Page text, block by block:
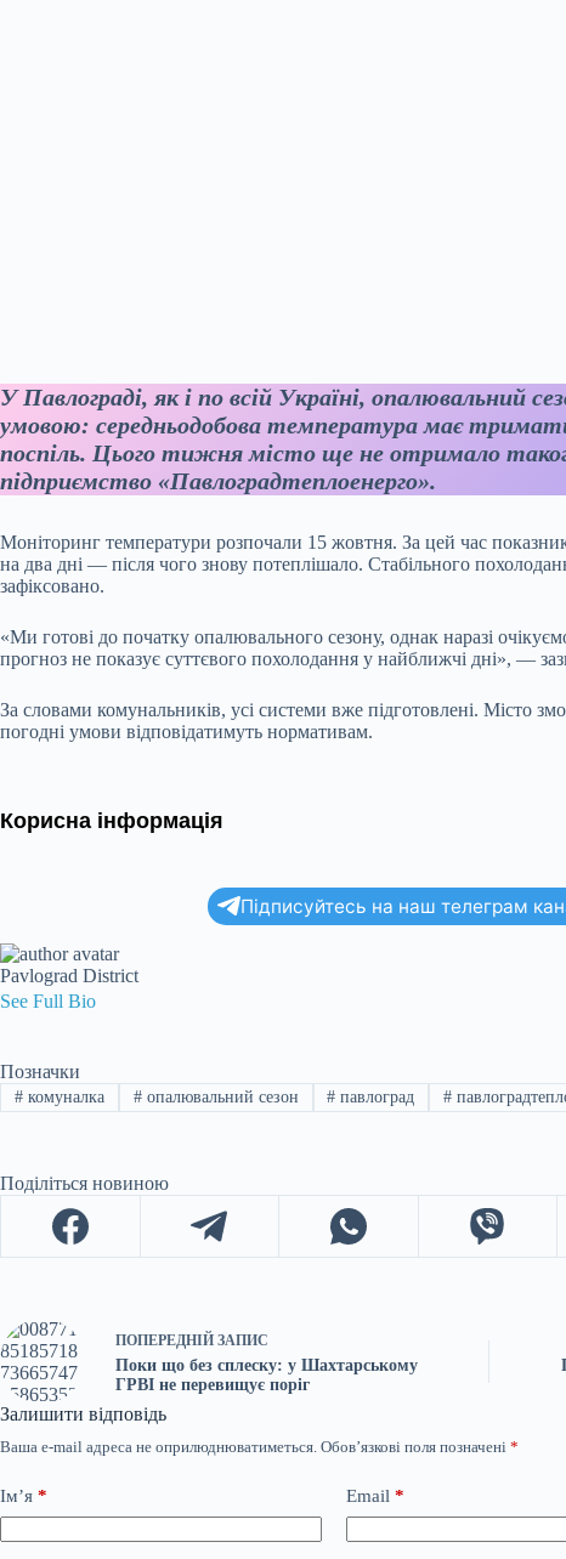
У Павлограді, як і по всій Україні, опалювальний
умовою: середньодобова температура має
поспіль. Цього тижня місто ще не отримало
підприємство «Павлоградтеплоенерго».
Моніторинг температури розпочали 15 жовтня. За цей час
на два дні — після чого знову потеплішало. Стабільного
зафіксовано.
«Ми готові до початку опалювального сезону, однак наразі
прогноз не показує суттєвого похолодання у найближчі дні», —
За словами комунальників, усі системи вже підготовлені. Місто
погодні умови відповідатимуть нормативам.
Корисна інформація
Підписуйтесь на наш телеграм
Pavlograd District
See Full Bio
Позначки
#комуналка #опалювальний сезон # павлоград #
Поділіться новиною
ПОПЕРЕДНІЙ ЗАПИС
Поки що без сплеску: у Шахтарському
ГРВІ не перевищує поріг
Залишити відповідь
Ваша e-mail адреса не оприлюднюватиметься. Обов’язкові поля позначені *
Ім’я * Email *